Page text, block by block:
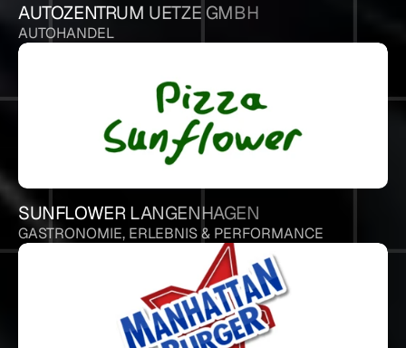
AUTOZENTRUM UETZE GMBH
AUTOHANDEL
SUNFLOWER LANGENHAGEN
GASTRONOMIE, ERLEBNIS & PERFORMANCE